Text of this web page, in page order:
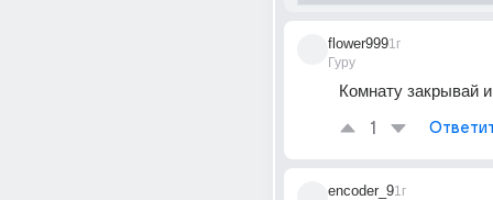
flower999
Гуру
1г
Комнату закрывай
1
encoder_91г